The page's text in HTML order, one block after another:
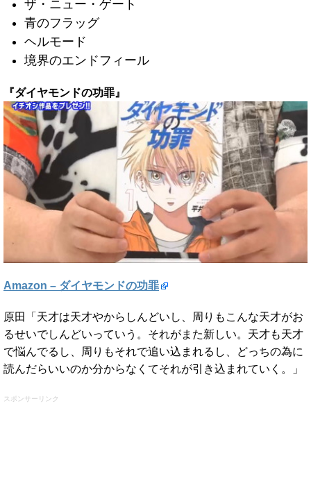
ザ・ニュー・ゲート
青のフラッグ
ヘルモード
境界のエンドフィール
『ダイヤモンドの功罪』
Amazon – ダイヤモンドの功罪
原田「天才は天才やからしんどいし、周りもこんな天才がお
るせいでしんどいっていう。それがまた新しい。天才も天才
で悩んでるし、周りもそれで追い込まれるし、どっちの為に
読んだらいいのか分からなくてそれが引き込まれていく。」
スポンサーリンク